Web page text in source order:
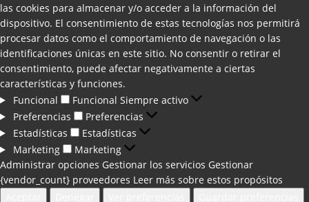
las cookies para almacenar y/o acceder a la información del
dispositivo. El consentimiento de estas tecnologías nos permitirá
procesar datos como el comportamiento de navegación o las
identificaciones únicas en este sitio. No consentir o retirar el
consentimiento, puede afectar negativamente a ciertas
características y funciones.
Funcional
Funcional Siempre activo
Preferencias
Preferencias
Estadísticas
Estadísticas
Marketing
Marketing
Administrar opciones Gestionar los servicios Gestionar
{vendor_count} proveedores Leer más sobre estos propósitos